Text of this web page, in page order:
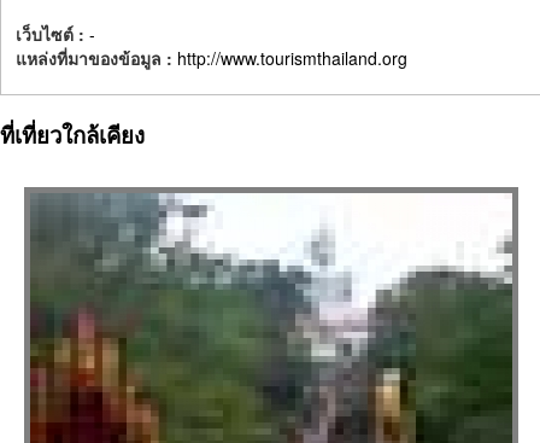
เว็บไซต์ : -
แหล่งที่มาของข้อมูล : http://www.tourismthailand.org
ที่เที่ยวใกล้เคียง